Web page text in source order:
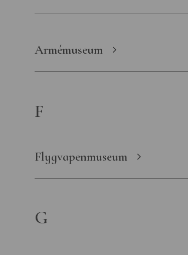
Statens museer för maritim-
transport- och försvarshistoria
Armémuseum
F
Flygvapenmuseum
G